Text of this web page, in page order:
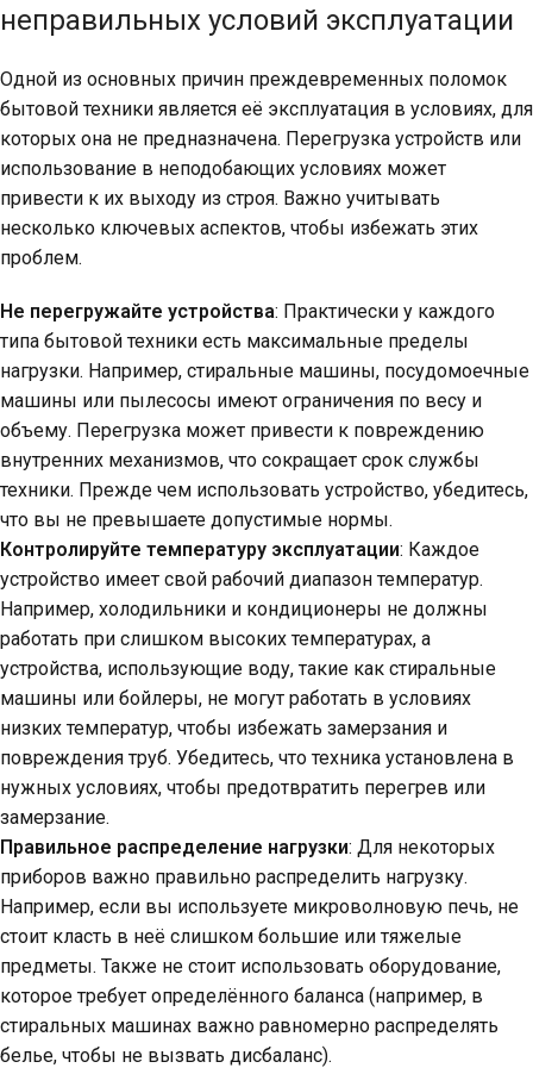
неправильных условий эксплуатации
Одной из основных причин преждевременных поломок
бытовой техники является её эксплуатация в условиях, для
которых она не предназначена. Перегрузка устройств или
использование в неподобающих условиях может
привести к их выходу из строя. Важно учитывать
несколько ключевых аспектов, чтобы избежать этих
проблем.
Не перегружайте устройства: Практически у каждого
типа бытовой техники есть максимальные пределы
нагрузки. Например, стиральные машины, посудомоечные
машины или пылесосы имеют ограничения по весу и
объему. Перегрузка может привести к повреждению
внутренних механизмов, что сокращает срок службы
техники. Прежде чем использовать устройство, убедитесь,
что вы не превышаете допустимые нормы.
Контролируйте температуру эксплуатации: Каждое
устройство имеет свой рабочий диапазон температур.
Например, холодильники и кондиционеры не должны
работать при слишком высоких температурах, а
устройства, использующие воду, такие как стиральные
машины или бойлеры, не могут работать в условиях
низких температур, чтобы избежать замерзания и
повреждения труб. Убедитесь, что техника установлена в
нужных условиях, чтобы предотвратить перегрев или
замерзание.
Правильное распределение нагрузки: Для некоторых
приборов важно правильно распределить нагрузку.
Например, если вы используете микроволновую печь, не
стоит класть в неё слишком большие или тяжелые
предметы. Также не стоит использовать оборудование,
которое требует определённого баланса (например, в
стиральных машинах важно равномерно распределять
белье, чтобы не вызвать дисбаланс).